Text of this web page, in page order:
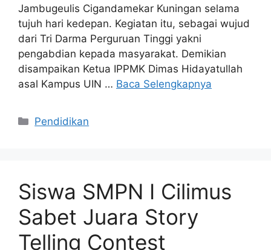
Jambugeulis Cigandamekar Kuningan selama
tujuh hari kedepan. Kegiatan itu, sebagai wujud
dari Tri Darma Perguruan Tinggi yakni
pengabdian kepada masyarakat. Demikian
disampaikan Ketua IPPMK Dimas Hidayatullah
asal Kampus UIN … Baca Selengkapnya
Kategori
Pendidikan
Siswa SMPN I Cilimus
Sabet Juara Story
Telling Contest